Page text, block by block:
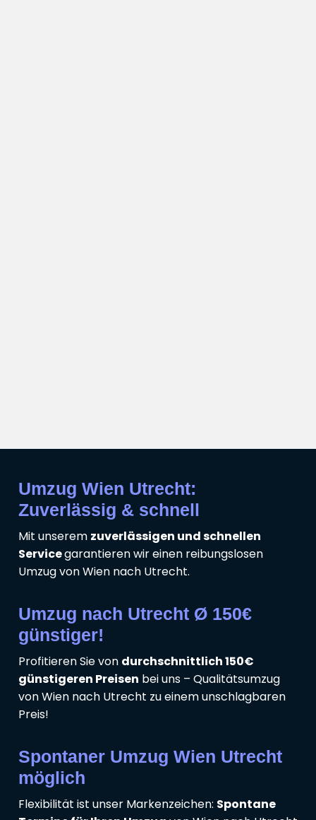
Umzug Wien Utrecht:
Zuverlässig & schnell
Mit unserem zuverlässigen und schnellen
Servicegarantieren wir einen reibungslosen
Umzug von Wien nach Utrecht.
Umzug nach Utrecht Ø 150€
günstiger!
Profitieren Sie von durchschnittlich 150€
günstigeren Preisen bei uns – Qualitätsumzug
von Wien nach Utrecht zu einem unschlagbaren
Preis!
Spontaner Umzug Wien Utrecht
möglich
Flexibilität ist unser Markenzeichen: Spontane